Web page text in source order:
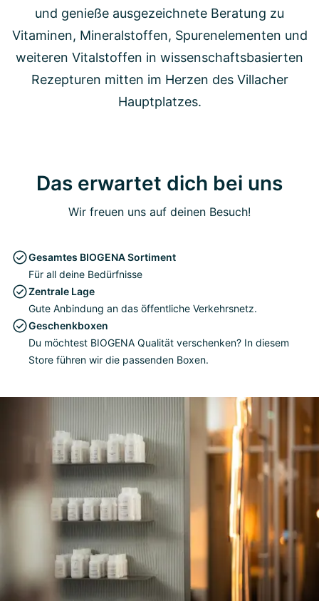
und genieße ausgezeichnete Beratung zu
Vitaminen, Mineralstoffen, Spurenelementen und
weiteren Vitalstoffen in wissenschaftsbasierten
Rezepturen mitten im Herzen des Villacher
Hauptplatzes.
Das erwartet dich bei uns
Wir freuen uns auf deinen Besuch!
Gesamtes BIOGENA Sortiment
Für all deine Bedürfnisse
Zentrale Lage
Gute Anbindung an das öffentliche Verkehrsnetz.
Geschenkboxen
Du möchtest BIOGENA Qualität verschenken? In diesem
Store führen wir die passenden Boxen.